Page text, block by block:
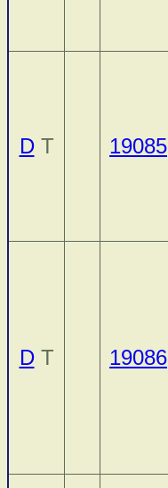
DT 19085
DT 19086